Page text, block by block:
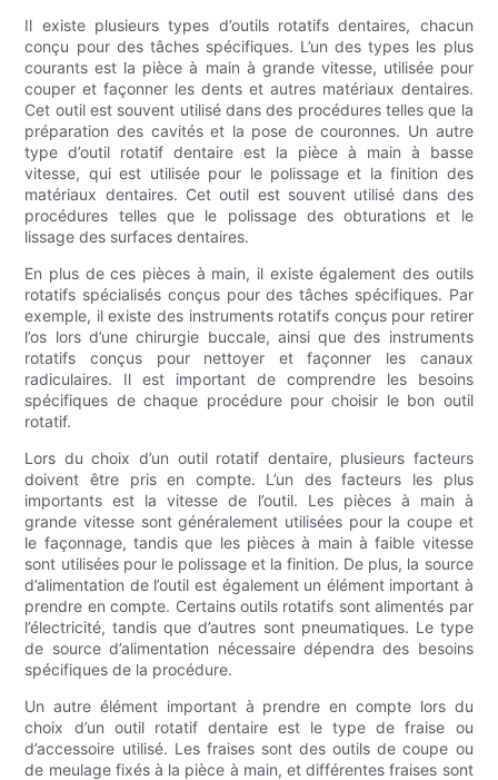
Il existe plusieurs types d’outils rotatifs dentaires, chacun
conçu pour des tâches spécifiques. L’un des types les plus
courants est la pièce à main à grande vitesse, utilisée pour
couper et façonner les dents et autres matériaux dentaires.
Cet outil est souvent utilisé dans des procédures telles que la
préparation des cavités et la pose de couronnes. Un autre
type d’outil rotatif dentaire est la pièce à main à basse
vitesse, qui est utilisée pour le polissage et la finition des
matériaux dentaires. Cet outil est souvent utilisé dans des
procédures telles que le polissage des obturations et le
lissage des surfaces dentaires.
En plus de ces pièces à main, il existe également des outils
rotatifs spécialisés conçus pour des tâches spécifiques. Par
exemple, il existe des instruments rotatifs conçus pour retirer
l’os lors d’une chirurgie buccale, ainsi que des instruments
rotatifs conçus pour nettoyer et façonner les canaux
radiculaires. Il est important de comprendre les besoins
spécifiques de chaque procédure pour choisir le bon outil
rotatif.
Lors du choix d’un outil rotatif dentaire, plusieurs facteurs
doivent être pris en compte. L’un des facteurs les plus
importants est la vitesse de l’outil. Les pièces à main à
grande vitesse sont généralement utilisées pour la coupe et
le façonnage, tandis que les pièces à main à faible vitesse
sont utilisées pour le polissage et la finition. De plus, la source
d’alimentation de l’outil est également un élément important à
prendre en compte. Certains outils rotatifs sont alimentés par
l’électricité, tandis que d’autres sont pneumatiques. Le type
de source d’alimentation nécessaire dépendra des besoins
spécifiques de la procédure.
Un autre élément important à prendre en compte lors du
choix d’un outil rotatif dentaire est le type de fraise ou
d’accessoire utilisé. Les fraises sont des outils de coupe ou
de meulage fixés à la pièce à main, et différentes fraises sont